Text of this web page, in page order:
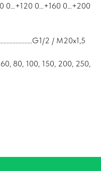
0…+120 0…+160 0…+200
2 / М20x1,5
60, 80, 100, 150, 200, 250,